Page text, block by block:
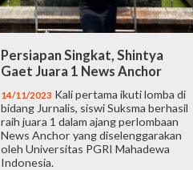
Persiapan Singkat, Shintya
Gaet Juara 1 News Anchor
14/11/2023 Kali pertama ikuti lomba di
bidang Jurnalis, siswi Suksma berhasil
raih juara 1 dalam ajang perlombaan
News Anchor yang diselenggarakan
oleh Universitas PGRI Mahadewa
Indonesia.